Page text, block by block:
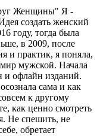
Женщины" Я -
создать женский
году, тогда была
в 2009, после
и практик, я поняла,
мужской. Начала
и офлайн изданий.
сама и как
к другому
как ценно смотреть
Не спешить, не
обретает